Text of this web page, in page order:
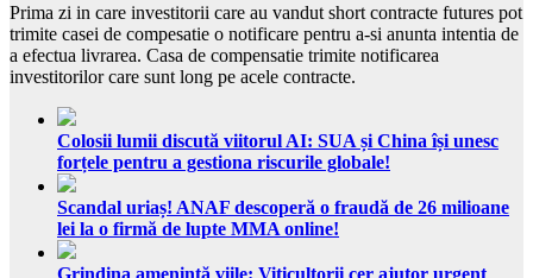
Prima zi in care investitorii care au vandut short contracte futures pot
trimite casei de compesatie o notificare pentru a-si anunta intentia de
a efectua livrarea. Casa de compensatie trimite notificarea
investitorilor care sunt long pe acele contracte.
Colosii lumii discută viitorul AI: SUA și China își unesc
forțele pentru a gestiona riscurile globale!
Scandal uriaș! ANAF descoperă o fraudă de 26 milioane
lei la o firmă de lupte MMA online!
Grindina amenință viile: Viticultorii cer ajutor urgent